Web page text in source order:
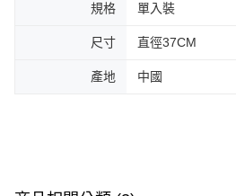
規格 單入裝
尺寸 直徑37CM
產地 中國